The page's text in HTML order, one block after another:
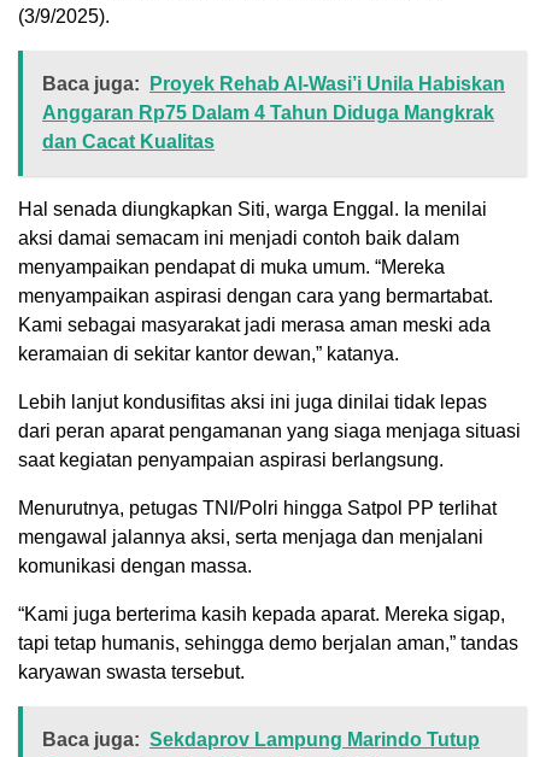
(3/9/2025).
Baca juga:
Proyek Rehab Al-Wasi’i Unila Habiskan
Anggaran Rp75 Dalam 4 Tahun Diduga Mangkrak
dan Cacat Kualitas
Hal senada diungkapkan Siti, warga Enggal. Ia menilai
aksi damai semacam ini menjadi contoh baik dalam
menyampaikan pendapat di muka umum. “Mereka
menyampaikan aspirasi dengan cara yang bermartabat.
Kami sebagai masyarakat jadi merasa aman meski ada
keramaian di sekitar kantor dewan,” katanya.
Lebih lanjut kondusifitas aksi ini juga dinilai tidak lepas
dari peran aparat pengamanan yang siaga menjaga situasi
saat kegiatan penyampaian aspirasi berlangsung.
Menurutnya, petugas TNI/Polri hingga Satpol PP terlihat
mengawal jalannya aksi, serta menjaga dan menjalani
komunikasi dengan massa.
“Kami juga berterima kasih kepada aparat. Mereka sigap,
tapi tetap humanis, sehingga demo berjalan aman,” tandas
karyawan swasta tersebut.
Baca juga: Sekdaprov Lampung Marindo Tutup